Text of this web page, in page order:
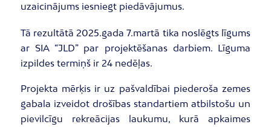
uzaicinājums iesniegt piedāvājumus.
Tā rezultātā 2025.gada 7.martā tika noslēgts līgums
ar SIA “JLD” par projektēšanas darbiem. Līguma
izpildes termiņš ir 24 nedēļas.
Projekta mērķis ir uz pašvaldībai piederoša zemes
gabala izveidot drošības standartiem atbilstošu un
pievilcīgu rekreācijas laukumu, kurā apkaimes